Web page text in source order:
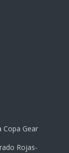
Copa Gear
Rojas-